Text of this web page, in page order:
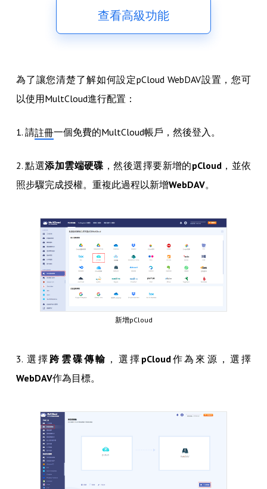
查看高級功能
為了讓您清楚了解如何設定pCloud WebDAV設置，您可
以使用MultCloud進行配置：
1. 請註冊一個免費的MultCloud帳戶，然後登入。
2. 點選添加雲端硬碟 ，然後選擇要新增的pCloud，並依
照步驟完成授權。重複此過程以新增WebDAV。
新增pCloud
3. 選擇 跨雲碟傳輸 ，選擇 pCloud作為來源，選擇
WebDAV作為目標。